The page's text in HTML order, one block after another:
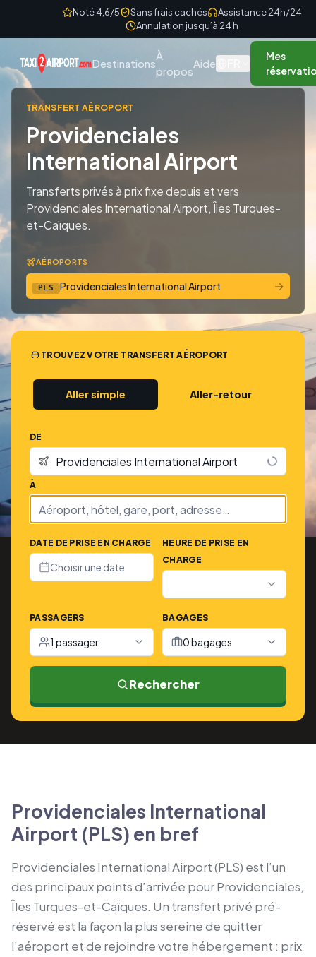
Skip to contentNoté 4,6/5 Sans frais cachés
Assistance 24h/24
Annulation jusqu’à 24 h
Destinations
À
propos
Aide
Mes
TRANSFERT AÉROPORT
Providenciales
International Airport
Transferts privés à prix fixe depuis et vers
Providenciales International Airport, Îles Turques-
et-Caïques.
AÉROPORTS
PLS Providenciales International Airport →
TROUVEZ VOTRE TRANSFERT AÉROPORT
Aller simple Aller-retour
DE
À
DATE DE PRISE EN CHARGE
Choisir une date
HEURE DE PRISE EN
CHARGE
PASSAGERS
1 passager
BAGAGES
0 bagages
Rechercher
Providenciales International
Airport (PLS) en bref
Providenciales International Airport (PLS) est l’un
des principaux points d’arrivée pour Providenciales,
Îles Turques-et-Caïques. Un transfert privé pré-
réservé est la façon la plus sereine de quitter
l’aéroport et de rejoindre votre hébergement : prix